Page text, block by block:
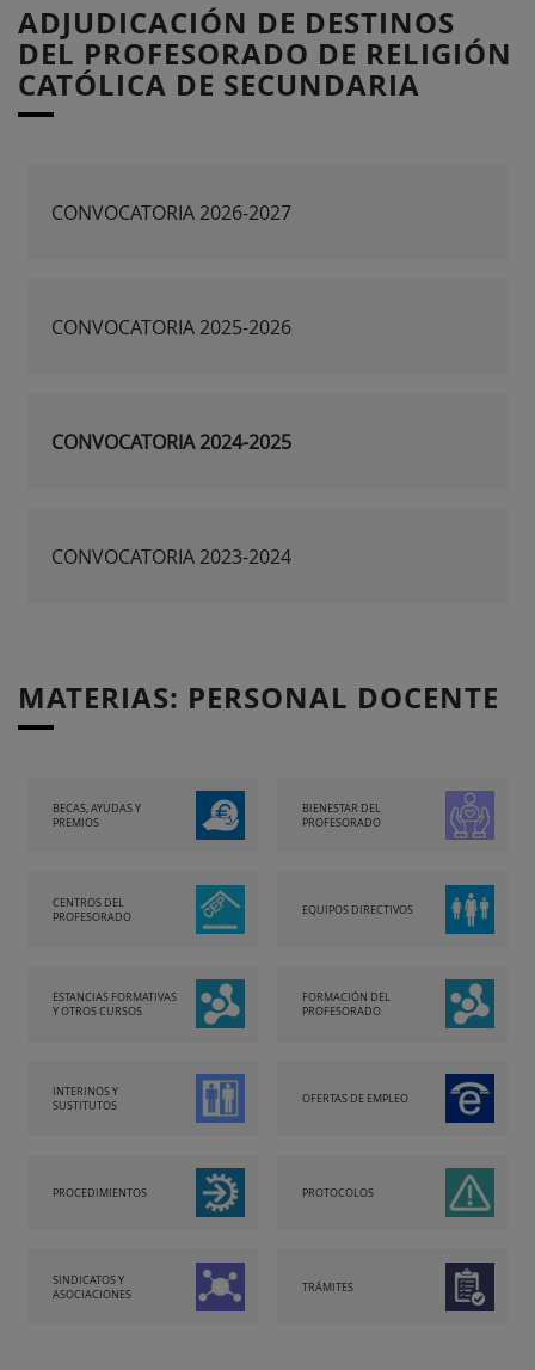
ADJUDICACIÓN DE DESTINOS
DEL PROFESORADO DE RELIGIÓN
CATÓLICA DE SECUNDARIA
CONVOCATORIA 2026-2027
CONVOCATORIA 2025-2026
CONVOCATORIA 2024-2025
CONVOCATORIA 2023-2024
MATERIAS: PERSONAL DOCENTE
BECAS, AYUDAS Y
PREMIOS
BIENESTAR DEL
PROFESORADO
CENTROS DEL
PROFESORADO
EQUIPOS DIRECTIVOS
ESTANCIAS FORMATIVAS
Y OTROS CURSOS
FORMACIÓN DEL
PROFESORADO
INTERINOS Y
SUSTITUTOS
OFERTAS DE EMPLEO
PROCEDIMIENTOS PROTOCOLOS
SINDICATOS Y
ASOCIACIONES
TRÁMITES